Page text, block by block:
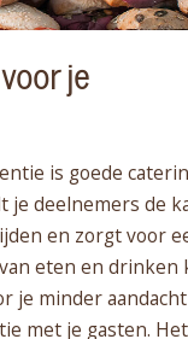
je
is goede
je deelnemers de
en zorgt voor
eten en drinken
je minder
met je gasten. Het